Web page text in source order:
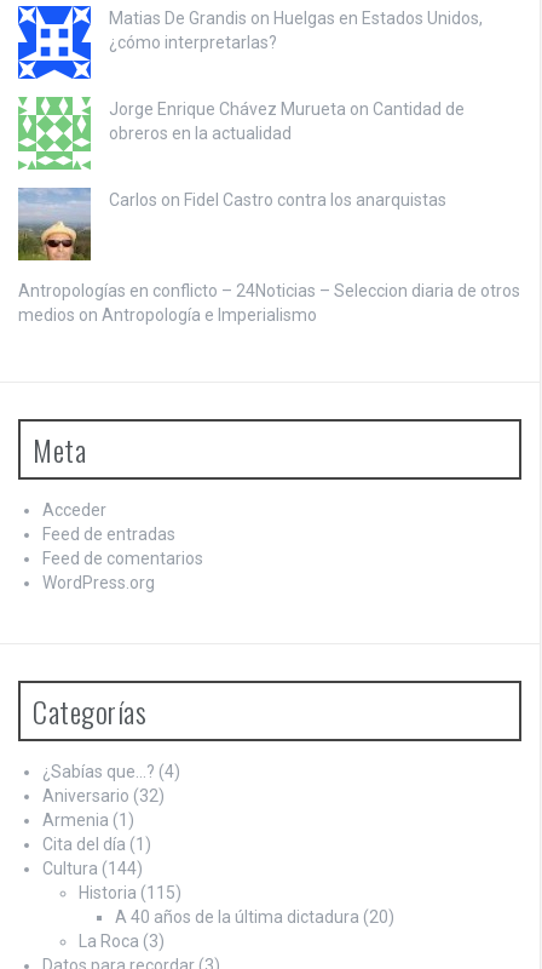
Matias De Grandis on Huelgas en Estados Unidos,
¿cómo interpretarlas?
Jorge Enrique Chávez Murueta on Cantidad de
obreros en la actualidad
Carlos on Fidel Castro contra los anarquistas
Antropologías en conflicto – 24Noticias – Seleccion diaria de otros
medios on Antropología e Imperialismo
Meta
Acceder
Feed de entradas
Feed de comentarios
WordPress.org
Categorías
¿Sabías que…? (4)
Aniversario (32)
Armenia (1)
Cita del día (1)
Cultura (144)
Historia (115)
A 40 años de la última dictadura (20)
La Roca (3)